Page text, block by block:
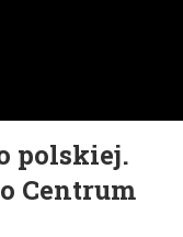
polskiej.
Centrum